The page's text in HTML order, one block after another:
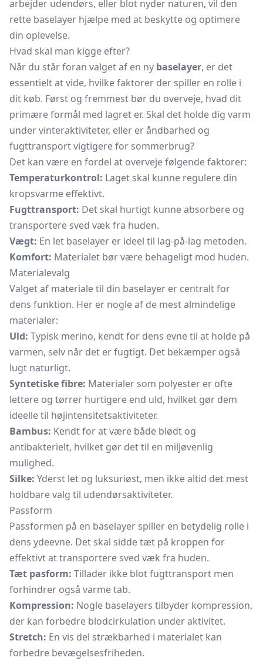
arbejder udendørs, eller blot nyder naturen, vil den
rette baselayer hjælpe med at beskytte og optimere
din oplevelse.
Hvad skal man kigge efter?
Når du står foran valget af en ny baselayer, er det
essentielt at vide, hvilke faktorer der spiller en rolle i
dit køb. Først og fremmest bør du overveje, hvad dit
primære formål med lagret er. Skal det holde dig varm
under vinteraktiviteter, eller er åndbarhed og
fugttransport vigtigere for sommerbrug?
Det kan være en fordel at overveje følgende faktorer:
Temperaturkontrol: Laget skal kunne regulere din
kropsvarme effektivt.
Fugttransport: Det skal hurtigt kunne absorbere og
transportere sved væk fra huden.
Vægt: En let baselayer er ideel til lag-på-lag metoden.
Komfort: Materialet bør være behageligt mod huden.
Materialevalg
Valget af materiale til din baselayer er centralt for
dens funktion. Her er nogle af de mest almindelige
materialer:
Uld: Typisk merino, kendt for dens evne til at holde på
varmen, selv når det er fugtigt. Det bekæmper også
lugt naturligt.
Syntetiske fibre: Materialer som polyester er ofte
lettere og tørrer hurtigere end uld, hvilket gør dem
ideelle til højintensitetsaktiviteter.
Bambus: Kendt for at være både blødt og
antibakterielt, hvilket gør det til en miljøvenlig
mulighed.
Silke: Yderst let og luksuriøst, men ikke altid det mest
holdbare valg til udendørsaktiviteter.
Passform
Passformen på en baselayer spiller en betydelig rolle i
dens ydeevne. Det skal sidde tæt på kroppen for
effektivt at transportere sved væk fra huden.
Tæt pasform: Tillader ikke blot fugttransport men
forhindrer også varme tab.
Kompression: Nogle baselayers tilbyder kompression,
der kan forbedre blodcirkulation under aktivitet.
Stretch: En vis del strækbarhed i materialet kan
forbedre bevægelsesfriheden.